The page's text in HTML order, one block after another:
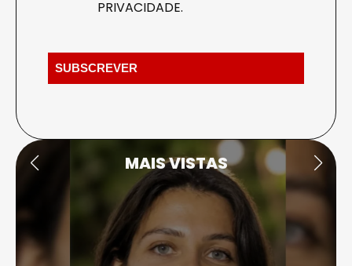
PRIVACIDADE.
MAIS VISTAS